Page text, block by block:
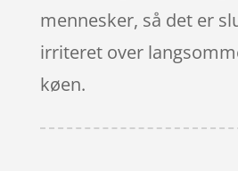
mennesker, så det er
irriteret over
køen.